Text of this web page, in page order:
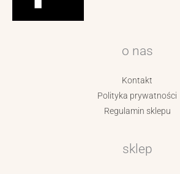
o nas
Kontakt
Polityka prywatności
Regulamin sklepu
sklep